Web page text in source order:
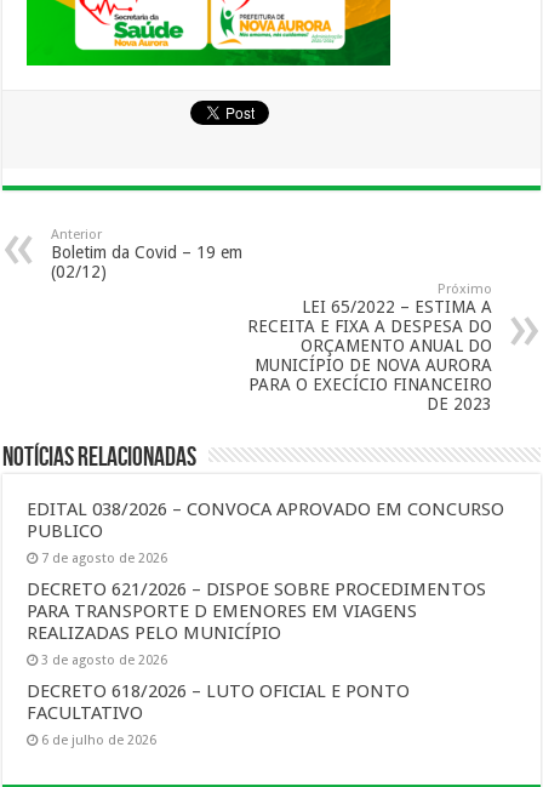
Anterior
Boletim da Covid – 19 em
(02/12)
Próximo
LEI 65/2022 – ESTIMA A
RECEITA E FIXA A DESPESA DO
ORÇAMENTO ANUAL DO
MUNICÍPIO DE NOVA AURORA
PARA O EXECÍCIO FINANCEIRO
DE 2023
Notícias Relacionadas
EDITAL 038/2026 – CONVOCA APROVADO EM CONCURSO
PUBLICO
7 de agosto de 2026
DECRETO 621/2026 – DISPOE SOBRE PROCEDIMENTOS
PARA TRANSPORTE D EMENORES EM VIAGENS
REALIZADAS PELO MUNICÍPIO
3 de agosto de 2026
DECRETO 618/2026 – LUTO OFICIAL E PONTO
FACULTATIVO
6 de julho de 2026